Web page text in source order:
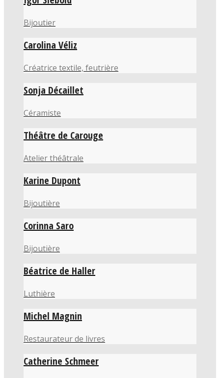
Bijoutier
Carolina Véliz
Créatrice textile, feutrière
Sonja Décaillet
Céramiste
Théâtre de Carouge
Atelier théâtrale
Karine Dupont
Bijoutière
Corinna Saro
Bijoutière
Béatrice de Haller
Luthière
Michel Magnin
Restaurateur de livres
Catherine Schmeer